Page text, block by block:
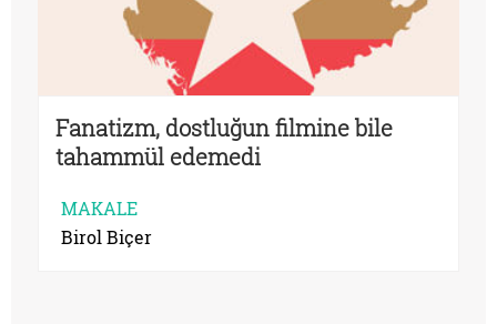
Fanatizm, dostluğun filmine bile
tahammül edemedi
MAKALE
Birol Biçer